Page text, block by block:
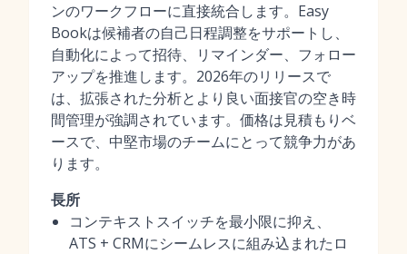
ンのワークフローに直接統合します。Easy
Bookは候補者の自己日程調整をサポートし、
自動化によって招待、リマインダー、フォロー
アップを推進します。2026年のリリースで
は、拡張された分析とより良い面接官の空き時
間管理が強調されています。価格は見積もりベ
ースで、中堅市場のチームにとって競争力があ
ります。
長所
コンテキストスイッチを最小限に抑え、
ATS + CRMにシームレスに組み込まれたロ